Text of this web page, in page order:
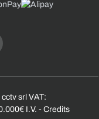
srl VAT:
I.V. - Credits